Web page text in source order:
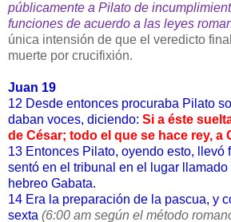
públicamente a Pilato de
funciones de acuerdo a las leyes
única intensión de que el veredicto
muerte por crucifixión.
Juan 19
12 Desde entonces procuraba Pilato
daban voces, diciendo: Si a éste
de César; todo el que se hace rey, a
13 Entonces Pilato, oyendo esto, llevó
sentó en el tribunal en el lugar
hebreo Gabata.
14 Era la preparación de la pascua, y
sexta (6:00 am según el método